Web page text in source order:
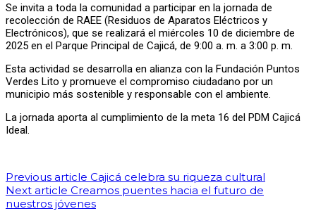
Se invita a toda la comunidad a participar en la jornada de
recolección de RAEE (Residuos de Aparatos Eléctricos y
Electrónicos), que se realizará el miércoles 10 de diciembre de
2025 en el Parque Principal de Cajicá, de 9:00 a. m. a 3:00 p. m.
Esta actividad se desarrolla en alianza con la Fundación Puntos
Verdes Lito y promueve el compromiso ciudadano por un
municipio más sostenible y responsable con el ambiente.
La jornada aporta al cumplimiento de la meta 16 del PDM Cajicá
Ideal.
Previous article Cajicá celebra su riqueza cultural
Next article Creamos puentes hacia el futuro de
nuestros jóvenes